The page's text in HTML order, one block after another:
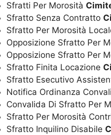
Sfratti Per Morosità
Sfratto Senza Contratto
Sfratto Per Morosità
Opposizione Sfratto Per
Opposizione Sfratto Per
Sfratto Finita Locazione
Sfratto Esecutivo
Notifica Ordinanza
Convalida Di Sfratto Per
Sfratto Per Morosità
Sfratto Inquilino Disabile